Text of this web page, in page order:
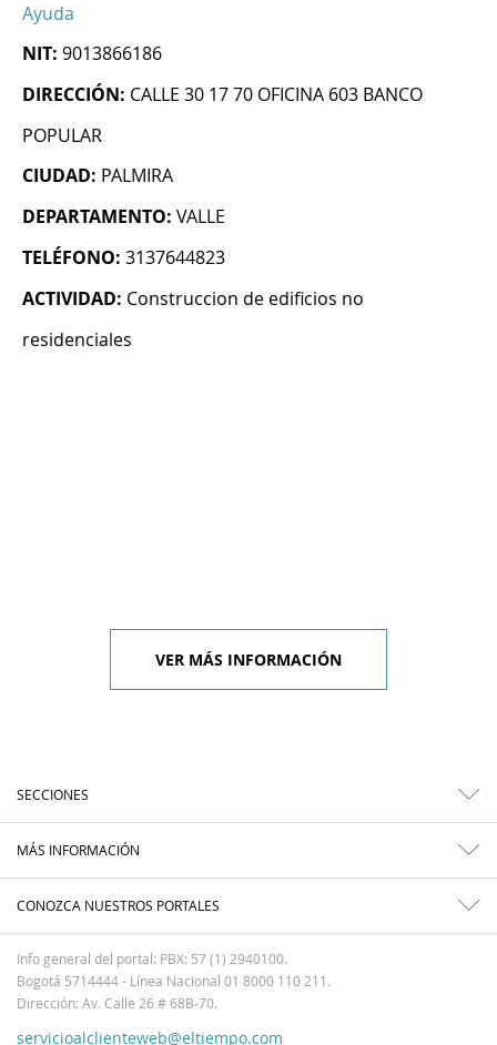
Ayuda
NIT: 9013866186
DIRECCIÓN: CALLE 30 17 70 OFICINA 603 BANCO
POPULAR
CIUDAD: PALMIRA
DEPARTAMENTO: VALLE
TELÉFONO: 3137644823
ACTIVIDAD: Construccion de edificios no
residenciales
VER MÁS INFORMACIÓN
SECCIONES
MÁS INFORMACIÓN
CONOZCA NUESTROS PORTALES
Info general del portal: PBX: 57 (1) 2940100.
Bogotá 5714444 - Línea Nacional 01 8000 110 211.
Dirección: Av. Calle 26 # 68B-70.
servicioalclienteweb@eltiempo.com